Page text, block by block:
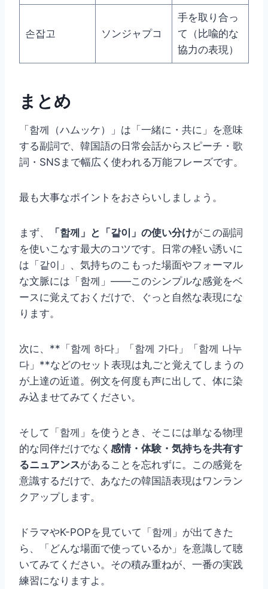
손잡고 ソンジャプコ
手を取り合っ
て（比喩的な
協力の表現）
まとめ
「함께（ハムッケ）」は「一緒に・共に」を意味
する副詞で、韓国語の日常会話からスピーチ・歌
詞・SNSまで幅広く使われる万能フレーズです。
最も大事なポイントをおさらいしましょう。
まず、 「함께」と「같이」の使い分けがこの副詞
を使いこなす最大のコツです。日常の軽い誘いに
は「같이」、気持ちのこもった場面やフォーマル
な文脈には「함께」——このシンプルな感覚をベ
ースに覚えておくだけで、ぐっと自然な表現にな
ります。
次に、**「함께 하다」「함께 가다」「함께 나누
다」**などのセット表現は丸ごと覚えてしまうの
が上達の近道。例文を何度も声に出して、体に染
み込ませてみてください。
そして「함께」を使うとき、そこには単なる物理
的な同伴だけでなく 感情・体験・気持ちを共有す
るニュアンスがあることを忘れずに。この感覚を
意識するだけで、あなたの韓国語表現はワンラン
クアップします。
ドラマやK-POPを見ていて「함께」が出てきた
ら、「どんな場面で使っているか」を意識して聴
いてみてください。その積み重ねが、一番の実践
練習になりますよ。